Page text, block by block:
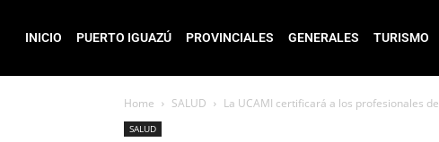
INICIO PUERTO IGUAZÚ PROVINCIALES GENERALES TURISMO
Home SALUD La UCAMI certificará a los profesionales
SALUD